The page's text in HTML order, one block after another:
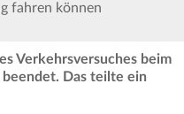
fahren können
Verkehrsversuches beim
Das teilte ein